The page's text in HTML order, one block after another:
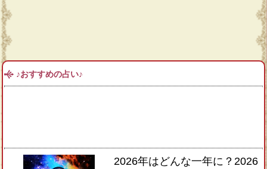
♪おすすめの占い♪
2026年はどんな一年に？2026